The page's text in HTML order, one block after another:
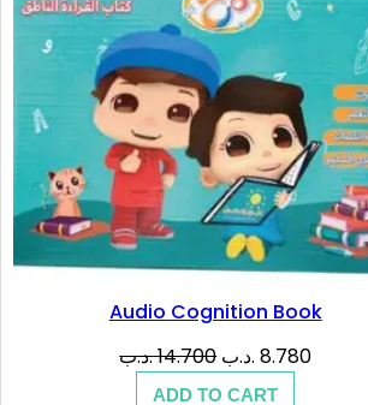
Audio Cognition Book
14.700.د.ب
Original
price
8.780 .د.ب
Current
ADD TO CART